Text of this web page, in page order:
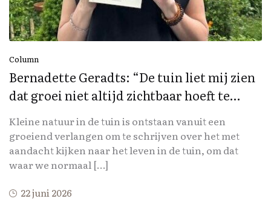
Column
Bernadette Geradts: “De tuin liet mij zien
dat groei niet altijd zichtbaar hoeft te
Kleine natuur in de tuin is ontstaan vanuit een
groeiend verlangen om te schrijven over het met
aandacht kijken naar het leven in de tuin, om dat
waar we normaal […]
22 juni 2026